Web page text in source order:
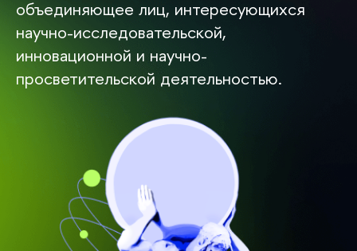
объединяющее лиц, интересующихся
научно-исследовательской,
инновационной и научно-
просветительской деятельностью.